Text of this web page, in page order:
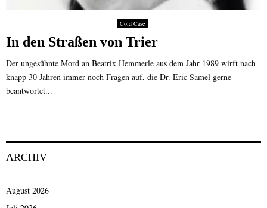
Cold Case
In den Straßen von Trier
Der ungesühnte Mord an Beatrix Hemmerle aus dem Jahr 1989 wirft nach
knapp 30 Jahren immer noch Fragen auf, die Dr. Eric Samel gerne
beantwortet...
ARCHIV
August 2026